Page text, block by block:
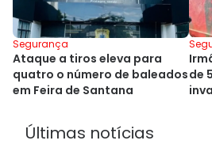
Segurança
Ataque a tiros eleva para
quatro o número de baleados
em Feira de Santana
de
Últimas notícias